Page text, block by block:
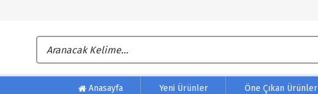
Anasayfa Yeni Ürünler Öne Çıkan Ürünler